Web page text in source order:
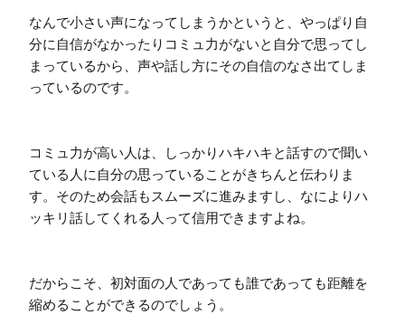
なんで小さい声になってしまうかというと、やっぱり自
分に自信がなかったりコミュ力がないと自分で思ってし
まっているから、声や話し方にその自信のなさ出てしま
っているのです。
コミュ力が高い人は、しっかりハキハキと話すので聞い
ている人に自分の思っていることがきちんと伝わりま
す。そのため会話もスムーズに進みますし、なによりハ
ッキリ話してくれる人って信用できますよね。
だからこそ、初対面の人であっても誰であっても距離を
縮めることができるのでしょう。